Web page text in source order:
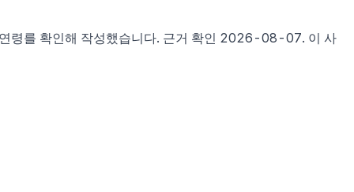
령를 확인해 작성했습니다. 근거 확인 2026-08-07. 이 사